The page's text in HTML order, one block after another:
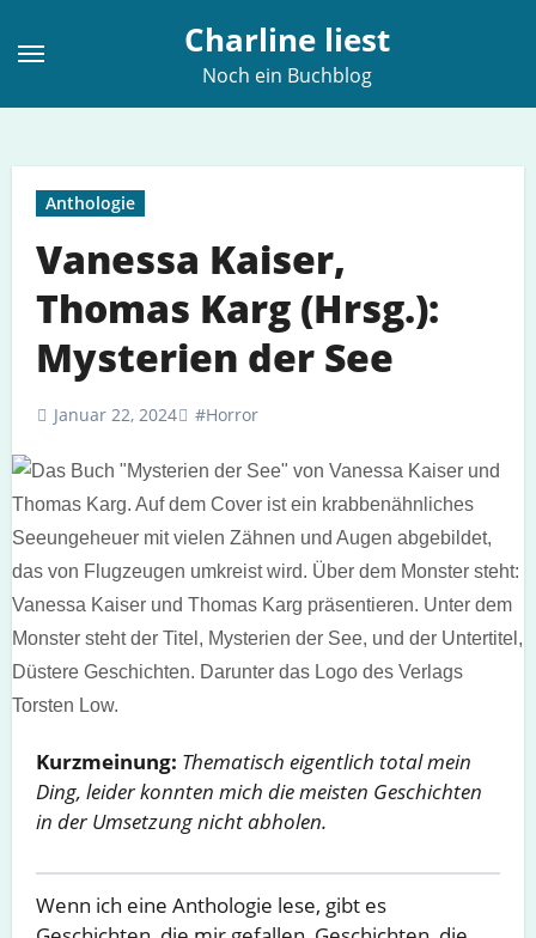
Inhalt
Charline liest
Noch ein Buchblog
Anthologie
Vanessa Kaiser,
Thomas Karg (Hrsg.):
Mysterien der See
Januar 22, 2024 #Horror
Kurzmeinung: Thematisch eigentlich total mein
Ding, leider konnten mich die meisten Geschichten
in der Umsetzung nicht abholen.
Wenn ich eine Anthologie lese, gibt es